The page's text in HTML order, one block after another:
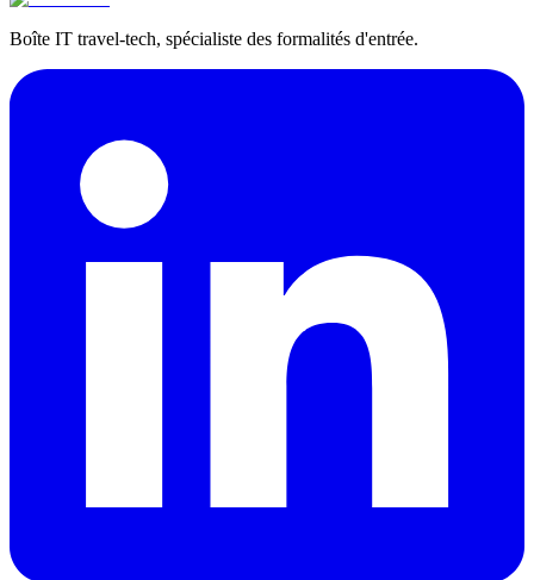
Boîte IT travel-tech, spécialiste des formalités d'entrée.